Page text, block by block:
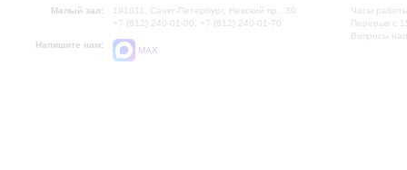
Малый зал:
191011, Санкт-Петербург, Невский пр., 30
+7 (812) 240-01-00, +7 (812) 240-01-70
Напишите нам:
MAX
Часы
Перерыв с
Вопросы